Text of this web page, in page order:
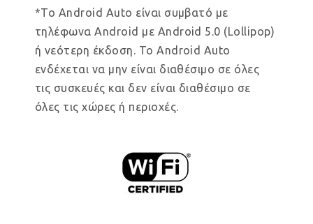
*Το Android Auto είναι συμβατό με
τηλέφωνα Android με Android 5.0 (Lollipop)
ή νεότερη έκδοση. Το Android Auto
ενδέχεται να μην είναι διαθέσιμο σε όλες
τις συσκευές και δεν είναι διαθέσιμο σε
όλες τις χώρες ή περιοχές.